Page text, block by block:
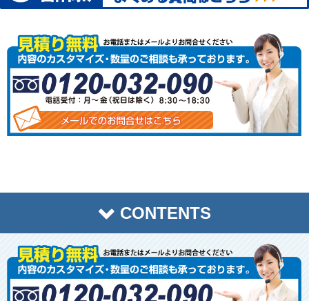
99,000円 89,100円
注文はこちら 個
CONTENTS
トップページ
商品一覧